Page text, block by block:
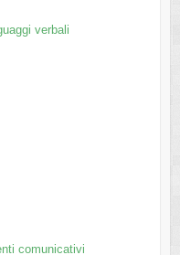
verbali
comunicativi